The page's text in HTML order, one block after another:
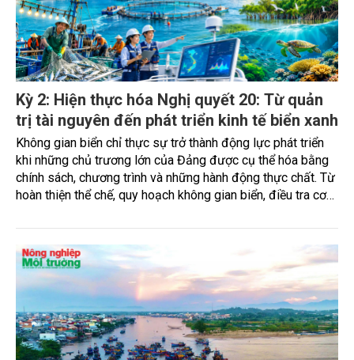
Kỳ 2: Hiện thực hóa Nghị quyết 20: Từ quản
trị tài nguyên đến phát triển kinh tế biển xanh
Không gian biển chỉ thực sự trở thành động lực phát triển
khi những chủ trương lớn của Đảng được cụ thể hóa bằng
chính sách, chương trình và những hành động thực chất. Từ
hoàn thiện thể chế, quy hoạch không gian biển, điều tra cơ
bảo tồn hệ sinh thái và xây dựng kinh tế biển xanh, ngành
Nông nghiệp và Môi trường đang từng bước hiện thực hóa
Nghị quyết số 20-NQ/TW, hướng tới cách tiếp cận mới: khai
thác hợp lý, bảo vệ tài nguyên và kiến tạo những giá trị phát
triển lâu dài từ biển.